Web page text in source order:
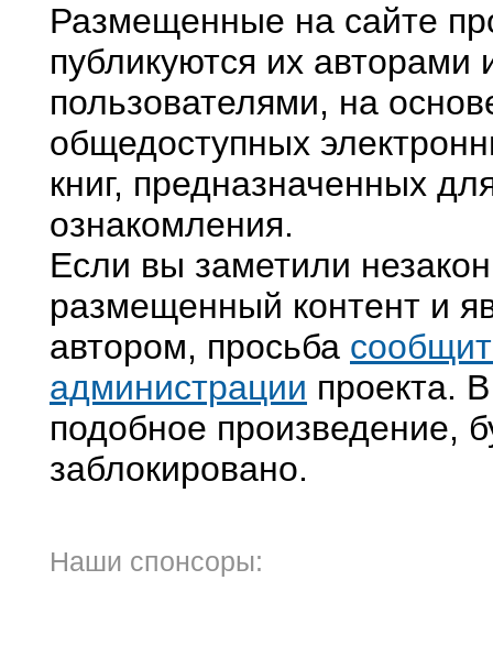
Размещенные на сайте
публикуются их авторами
пользователями, на
общедоступных
книг, предназначенных
ознакомления.
Если вы заметили
размещенный контент и
автором, просьба
администрации проекта.
подобное произведение,
заблокировано.
Наши спонсоры: